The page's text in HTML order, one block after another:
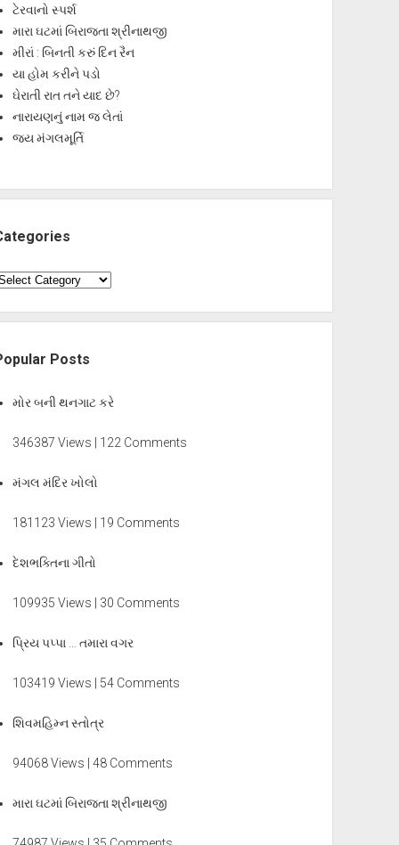
ટેરવાનો સ્પર્શ
મારા ઘટમાં બિરાજતા શ્રીનાથજી
મીરાં : બિનતી કરું દિન રૈન
યા હોમ કરીને પડો
ઘેરાતી રાત તને યાદ છે?
નારાયણનું નામ જ લેતાં
જય મંગલમૂર્તિ
Categories
Posts
મોર બની થનગાટ કરે
346387 Views | 122 Comments
મંગલ મંદિર ખોલો
181123 Views | 19 Comments
દેશભક્તિના ગીતો
109935 Views | 30 Comments
પ્રિય પપ્પા … તમારા વગર
103419 Views | 54 Comments
શિવમહિમ્ન સ્તોત્ર
94068 Views | 48 Comments
મારા ઘટમાં બિરાજતા શ્રીનાથજી